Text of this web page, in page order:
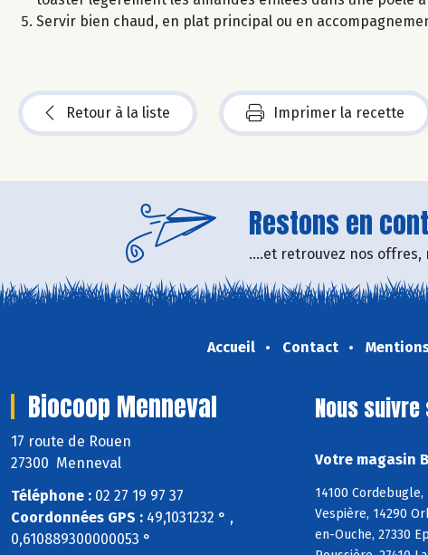
Servir bien chaud, en plat principal ou en
Retour à la liste Imprimer la recette
Restons en
....et retrouvez nos offres,
Accueil Contact
Biocoop Menneval
17 route de Rouen
27300 Menneval
Téléphone : 02 27 19 97 37
Coordonnées GPS : 49,1031232 ° ,
0,610889300000053 °
Nous
Votre magasin
14100
Vespière, 14290
en-Ouche, 27330